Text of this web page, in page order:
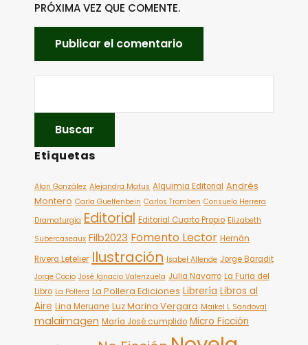
PRÓXIMA VEZ QUE COMENTE.
Etiquetas
Alan González Alejandra Matus Alquimia Editorial Andrés
Montero Carla Guelfenbein Carlos Tromben Consuelo Herrera
Dramaturgia Editorial Editorial Cuarto Propio Elizabeth
Subercaseaux Filb2023 Fomento Lector Hernán
Rivera Letelier Ilustración Isabel Allende Jorge Baradit
Jorge Cocio José Ignacio Valenzuela Julia Navarro La Furia del
Libro La Pollera La Pollera Ediciones Librería Libros al
Aire Lina Meruane Luz Marina Vergara Maikel L Sandoval
malaimagen María José cumplido Micro Ficción